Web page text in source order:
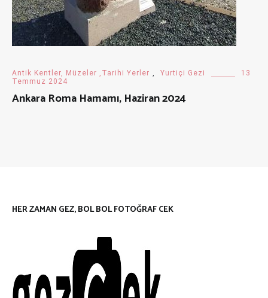
Antik Kentler, Müzeler ,Tarihi Yerler , Yurtiçi Gezi
13
Temmuz 2024
Ankara Roma Hamamı, Haziran 2024
HER ZAMAN GEZ, BOL BOL FOTOĞRAF CEK